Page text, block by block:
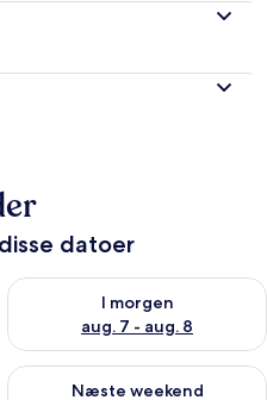
datoer
6 - aug. 7
I morgen
aug. 7 - aug. 8
Tjek tilgængelighed for i
aug. 7 - aug. 9
Næste weekend
Tjek tilgængelighed for næste